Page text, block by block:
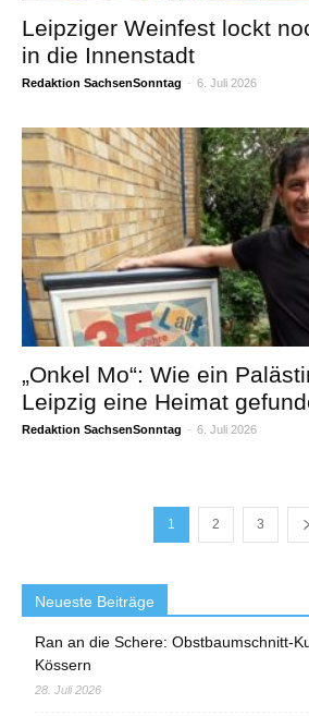
Leipziger Weinfest lockt
in die Innenstadt
Redaktion SachsenSonntag - 6. Juli 2026
„Onkel Mo“: Wie ein
Leipzig eine Heimat
Redaktion SachsenSonntag - 6. Juli 2026
1 2 3
Neueste Beiträge
Ran an die Schere: Obstbaumschnitt-
Kössern
28. Juli 2026